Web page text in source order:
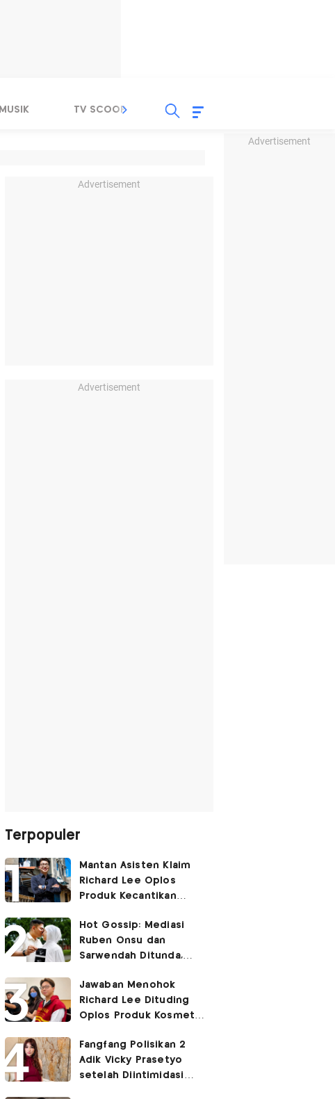
Advertisement
MUSIK TV SCOOP LIRIK
Advertisement
Advertisement
Terpopuler
Mantan Asisten Klaim
Richard Lee Oplos
Produk Kecantikan
ke Ani-Ani
Hot Gossip: Mediasi
Ruben Onsu dan
Sarwendah Ditunda,
Ketiga
Jawaban Menohok
Richard Lee Dituding
Oplos Produk Kosmetik
Fangfang Polisikan 2
Adik Vicky Prasetyo
setelah Diintimidasi